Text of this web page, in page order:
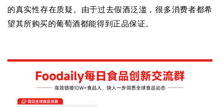
的真实性存在质疑。由于过去假酒泛滥，很多消费者都希
望其所购买的葡萄酒都能得到正品保证。